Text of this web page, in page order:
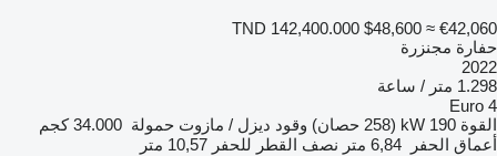
TND 142,400.000 $48,600 ≈ €42,060
حفارة مجنزرة
2022
1.298 متر / ساعة
Euro 4
القوة 190 kW (258 حصان) وقود ديزل / مازوت حمولة 34.000 كجم
أعماق الحفر
6,84 متر نصف القطر للحفر 10,57 متر